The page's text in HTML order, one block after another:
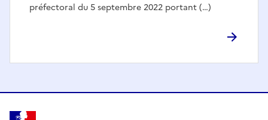
préfectoral du 5 septembre 2022 portant (…)